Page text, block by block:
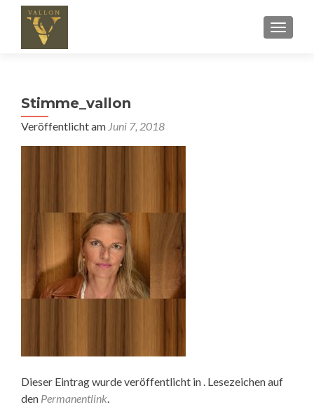
Stimme_vallon
Veröffentlicht am Juni 7, 2018
Dieser Eintrag wurde veröffentlicht in . Lesezeichen auf
den Permanentlink.